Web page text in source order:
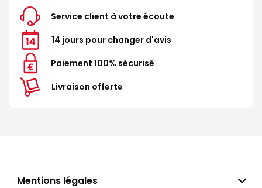
Service client à votre écoute
14 jours pour changer d'avis
Paiement 100% sécurisé
Livraison offerte
Mentions légales